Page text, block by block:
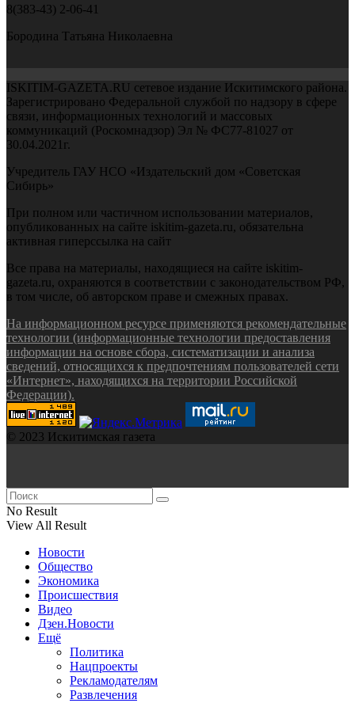
8(383-43) 2-06-41
Бородина Татьяна Николаевна
ISKITIM-GAZETA.RU сетевое издание Искитимского района.
Зарегистрировано Федеральной службой по надзору в сфере
связи, информационных технологий и массовых
коммуникаций (Роскомнадзор) Эл № ФС77-81027 от
30.04.2021г.
Учредитель ГАУ НСО «Издательский дом «Советская
Сибирь»
При полном или частичном использовании материалов,
опубликованных на сайте iskitim-gazeta.ru, обязательна
активная гиперссылка на сайт
Все права на материалы, находящиеся на сайте iskitim-
gazeta.ru, охраняются в соответствии с законодательством РФ,
в том числе, об авторском праве и смежных правах.
На информационном ресурсе применяются рекомендательные
технологии (информационные технологии предоставления
информации на основе сбора, систематизации и анализа
сведений, относящихся к предпочтениям пользователей сети
«Интернет», находящихся на территории Российской
Федерации).
© 2023 Искитимская газета
No Result
View All Result
Новости
Общество
Экономика
Происшествия
Видео
Дзен.Новости
Ещё
Политика
Нацпроекты
Рекламодателям
Развлечения